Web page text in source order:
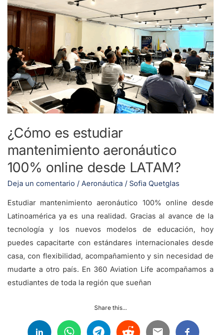
¿Cómo es estudiar
mantenimiento aeronáutico
100% online desde LATAM?
Deja un comentario / Aeronáutica / Sofia Quetglas
Estudiar mantenimiento aeronáutico 100% online desde
Latinoamérica ya es una realidad. Gracias al avance de la
tecnología y los nuevos modelos de educación, hoy
puedes capacitarte con estándares internacionales desde
casa, con flexibilidad, acompañamiento y sin necesidad de
mudarte a otro país. En 360 Aviation Life acompañamos a
estudiantes de toda la región que sueñan
Share this...
¿Cómo
es
estudiar
mantenimiento
aeronáutico
100%
online
desde
LATAM?